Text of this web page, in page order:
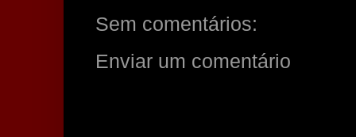
Sem comentários:
Enviar um comentário